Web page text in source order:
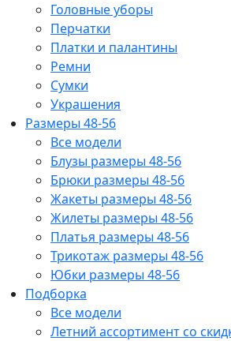
Головные уборы
Перчатки
Платки и палантины
Ремни
Сумки
Украшения
Размеры 48-56
Все модели
Блузы размеры 48-56
Брюки размеры 48-56
Жакеты размеры 48-56
Жилеты размеры 48-56
Платья размеры 48-56
Трикотаж размеры 48-56
Юбки размеры 48-56
Подборка
Все модели
Летний ассортимент со